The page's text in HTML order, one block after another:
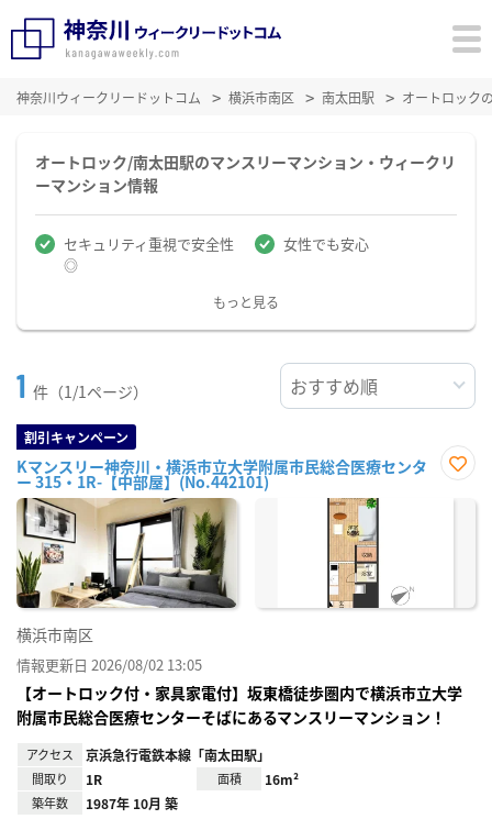
神奈川ウィークリードットコム 横浜市南区 南太田駅 オートロック
オートロック/南太田駅のマンスリーマンション・ウィークリ
ーマンション情報
セキュリティ重視で安全性
◎
女性でも安心
もっと見る
1 件（1/1ページ）
割引キャンペーン
Kマンスリー神奈川・横浜市立大学附属市民総合医療センタ
ー 315・1R-【中部屋】(No.442101)
に入
横浜市南区
情報更新日 2026/08/02 13:05
【オートロック付・家具家電付】坂東橋徒歩圏内で横浜市立大学
附属市民総合医療センターそばにあるマンスリーマンション！
アクセス 京浜急行電鉄本線「南太田駅」
間取り 1R 面積 16m²
築年数 1987年 10月 築